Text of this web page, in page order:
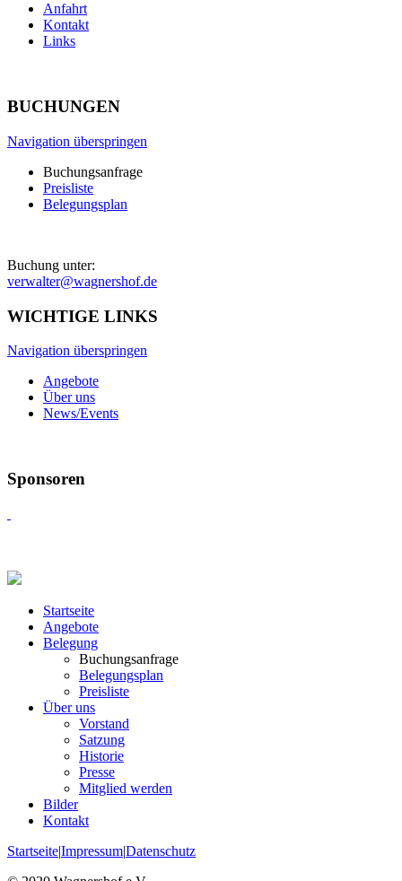
Anfahrt
Kontakt
Links
BUCHUNGEN
Navigation überspringen
Buchungsanfrage
Preisliste
Belegungsplan
Buchung unter:
verwalter@wagnershof.de
WICHTIGE LINKS
Navigation überspringen
Angebote
Über uns
News/Events
Sponsoren
Startseite
Angebote
Belegung
Buchungsanfrage
Belegungsplan
Preisliste
Über uns
Vorstand
Satzung
Historie
Presse
Mitglied werden
Bilder
Kontakt
Startseite|Impressum|Datenschutz